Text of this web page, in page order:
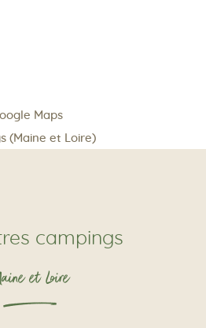
Maps
(Maine et Loire)
campings
et Loire